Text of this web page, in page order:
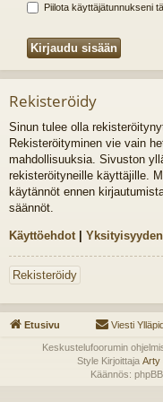
Piilota käyttäjätunnukseni
Rekisteröidy
Sinun tulee olla
Rekisteröityminen vie vain
mahdollisuuksia. Sivuston
rekisteröityneille käyttäjille.
käytännöt ennen
säännöt.
Käyttöehdot |
Rekisteröidy
Etusivu Viesti
Keskustelufoorumin
Style Kirjoittaja Arty
Käännös: